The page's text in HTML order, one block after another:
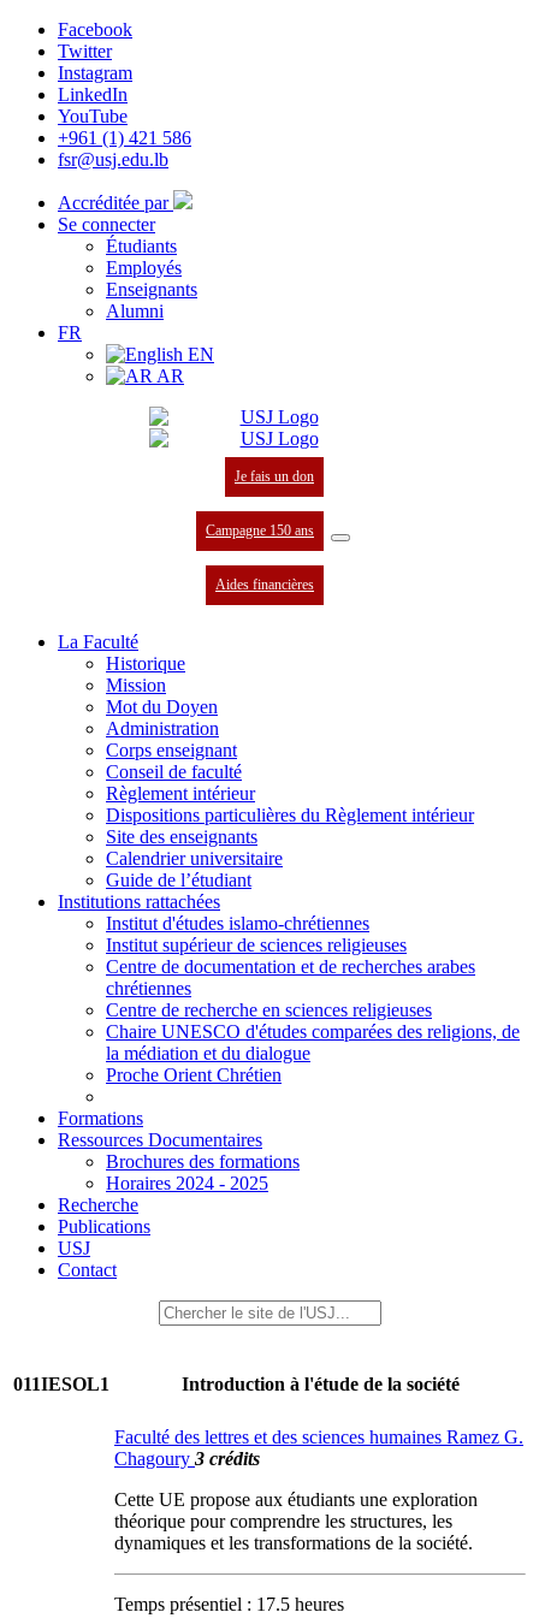
Facebook
Twitter
Instagram
LinkedIn
YouTube
+961 (1) 421 586
fsr@usj.edu.lb
Accréditée par
Se connecter
Étudiants
Employés
Enseignants
Alumni
FR
EN
AR
Je fais un don
Campagne 150 ans
Aides financières
La Faculté
Historique
Mission
Mot du Doyen
Administration
Corps enseignant
Conseil de faculté
Règlement intérieur
Dispositions particulières du Règlement intérieur
Site des enseignants
Calendrier universitaire
Guide de l’étudiant
Institutions rattachées
Institut d'études islamo-chrétiennes
Institut supérieur de sciences religieuses
Centre de documentation et de recherches arabes
chrétiennes
Centre de recherche en sciences religieuses
Chaire UNESCO d'études comparées des religions, de
la médiation et du dialogue
Proche Orient Chrétien
Formations
Ressources Documentaires
Brochures des formations
Horaires 2024 - 2025
Recherche
Publications
USJ
Contact
011IESOL1 Introduction à l'étude de la société
Faculté des lettres et des sciences humaines Ramez G.
Chagoury 3 crédits
Cette UE propose aux étudiants une exploration
théorique pour comprendre les structures, les
dynamiques et les transformations de la société.
Temps présentiel : 17.5 heures